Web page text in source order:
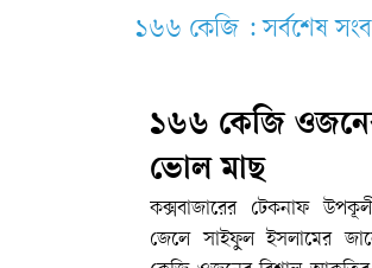
১৬৬ কেজি : সর্বশেষ
১৬৬ কেজি
ভোল মাছ
কক্সবাজারের টেকনাফ
জেলে সাইফুল ইসলামের